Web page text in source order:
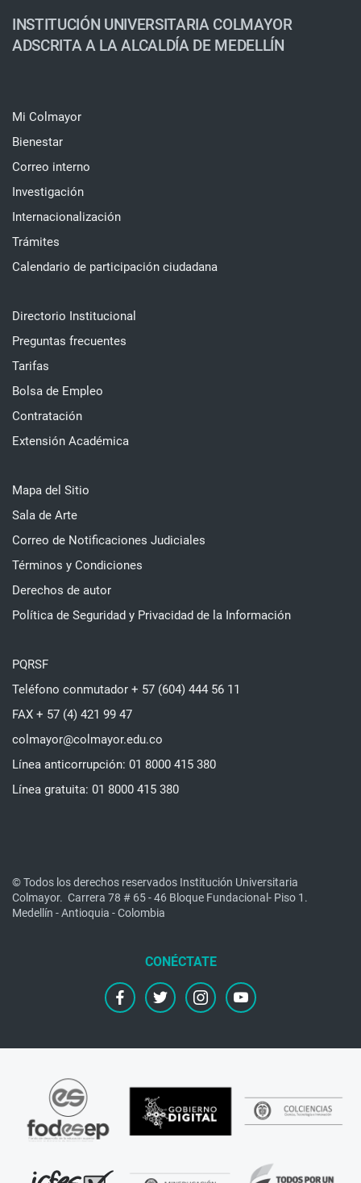
INSTITUCIÓN UNIVERSITARIA COLMAYOR
ADSCRITA A LA ALCALDÍA DE MEDELLÍN
Mi Colmayor
Bienestar
Correo interno
Investigación
Internacionalización
Trámites
Calendario de participación ciudadana
Directorio Institucional
Preguntas frecuentes
Tarifas
Bolsa de Empleo
Contratación
Extensión Académica
Mapa del Sitio
Sala de Arte
Correo de Notificaciones Judiciales
Términos y Condiciones
Derechos de autor
Política de Seguridad y Privacidad de la Información
PQRSF
Teléfono conmutador + 57 (604) 444 56 11
FAX + 57 (4) 421 99 47
colmayor@colmayor.edu.co
Línea anticorrupción: 01 8000 415 380
Línea gratuita: 01 8000 415 380
© Todos los derechos reservados Institución Universitaria
Colmayor. Carrera 78 # 65 - 46 Bloque Fundacional- Piso 1.
Medellín - Antioquia - Colombia
facebooktwitter instagramyoutube